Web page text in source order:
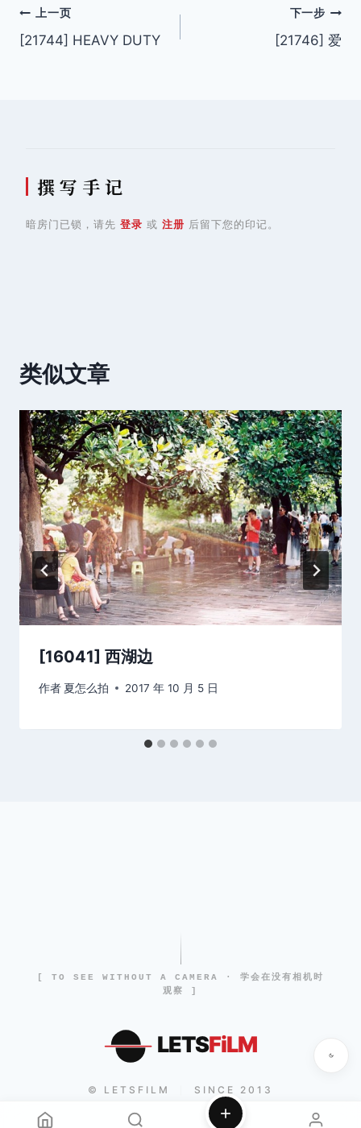
文
章
上一页
[21744] HEAVY DUTY
下一步
[21746] 爱
撰 写 手 记
暗房门已锁，请先 登录 或 注册 后留下您的印记。
类似文章
[16041] 西湖边
作者 夏怎么拍 2017 年 10 月 5 日
[ TO SEE WITHOUT A CAMERA · 学会在没有相机时
观察 ]
LETSFiLM
© LETSFILM SINCE 2013